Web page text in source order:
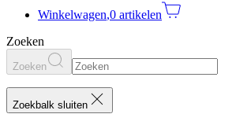
Winkelwagen,0 artikelen
Zoeken
Zoeken
Zoekbalk sluiten